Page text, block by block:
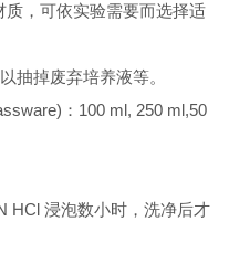
质，可依实验需要而选择适
抽掉废弃培养液等。
：100 ml, 250 ml,50
HCl 浸泡数小时，洗净后才